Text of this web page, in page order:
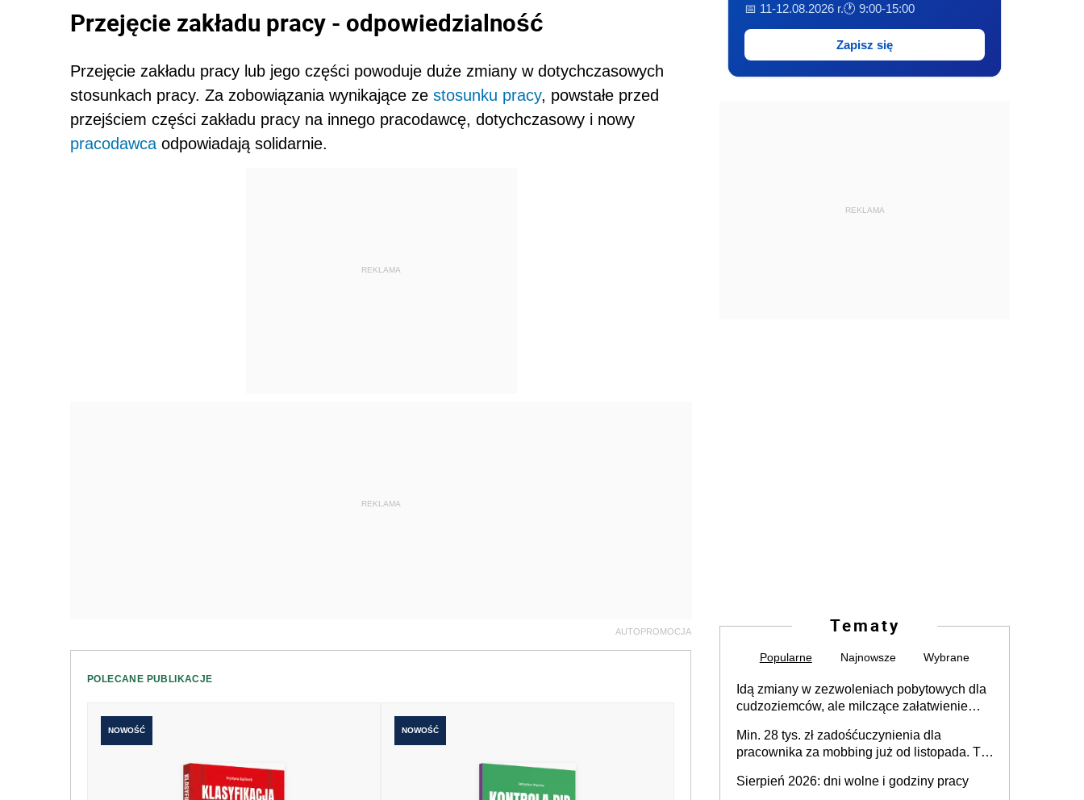
Przejęcie zakładu pracy - odpowiedzialność
Przejęcie zakładu pracy lub jego części powoduje duże zmiany w dotychczasowych
stosunkach pracy. Za zobowiązania wynikające ze stosunku pracy, powstałe przed
przejściem części zakładu pracy na innego pracodawcę, dotychczasowy i nowy
pracodawca odpowiadają solidarnie.
REKLAMA
REKLAMA
AUTOPROMOCJA
POLECANE PUBLIKACJE
NOWOŚĆ NOWOŚĆ
📅 11-12.08.2026 r.🕐 9:00-15:00
Zapisz się
REKLAMA
Tematy
Popularne Najnowsze Wybrane
Idą zmiany w zezwoleniach pobytowych dla
cudzoziemców, ale milczące załatwienie
Min. 28 tys. zł zadośćuczynienia dla
pracownika za mobbing już od listopada. To
zespołu
Sierpień 2026: dni wolne i godziny pracy